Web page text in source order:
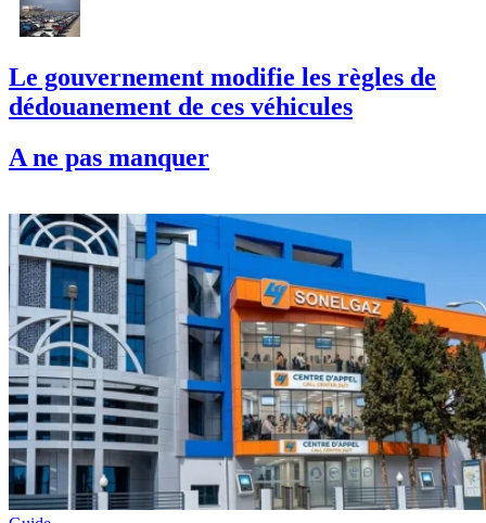
Le gouvernement modifie les règles de
dédouanement de ces véhicules
A ne pas manquer